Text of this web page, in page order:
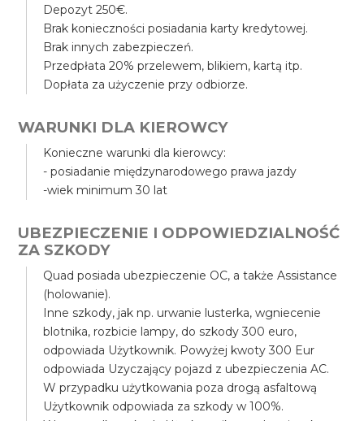
Depozyt 250€.
Brak konieczności posiadania karty kredytowej.
Brak innych zabezpieczeń.
Przedpłata 20% przelewem, blikiem, kartą itp.
Dopłata za użyczenie przy odbiorze.
WARUNKI DLA KIEROWCY
Konieczne warunki dla kierowcy:
- posiadanie międzynarodowego prawa jazdy
-wiek minimum 30 lat
UBEZPIECZENIE I ODPOWIEDZIALNOŚĆ
ZA SZKODY
Quad posiada ubezpieczenie OC, a także Assistance
(holowanie).
Inne szkody, jak np. urwanie lusterka, wgniecenie
blotnika, rozbicie lampy, do szkody 300 euro,
odpowiada Użytkownik. Powyżej kwoty 300 Eur
odpowiada Uzyczający pojazd z ubezpieczenia AC.
W przypadku użytkowania poza drogą asfaltową
Użytkownik odpowiada za szkody w 100%.